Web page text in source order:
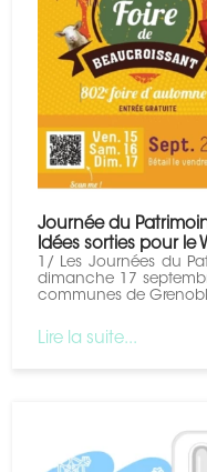
Journée du
Idées sorties pour le
1/ Les Journées du
dimanche 17
communes de
Lire la suite...